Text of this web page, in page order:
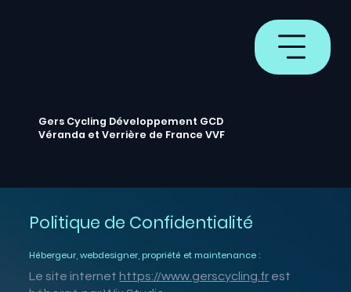
Gers Cycling Développement GCD
Véranda et Verrière de France VVF
Politique de Confidentialité
Hébergeur, webdesigner, propriété et maintenance :
Le site internet https://www.gerscycling.fr est